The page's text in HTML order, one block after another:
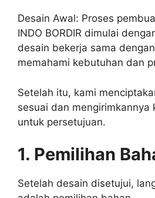
Desain Awal: Proses
INDO BORDIR dimulai
desain bekerja sama
memahami kebutuhan dan
Setelah itu, kami
sesuai dan mengirimkannya
untuk persetujuan.
1. Pemilihan
Setelah desain disetujui,